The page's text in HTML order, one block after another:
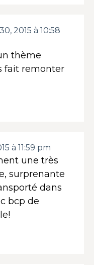
2015 à 10:58
thème
fait remonter
à 11:59 pm
une très
surprenante
dans
bcp de